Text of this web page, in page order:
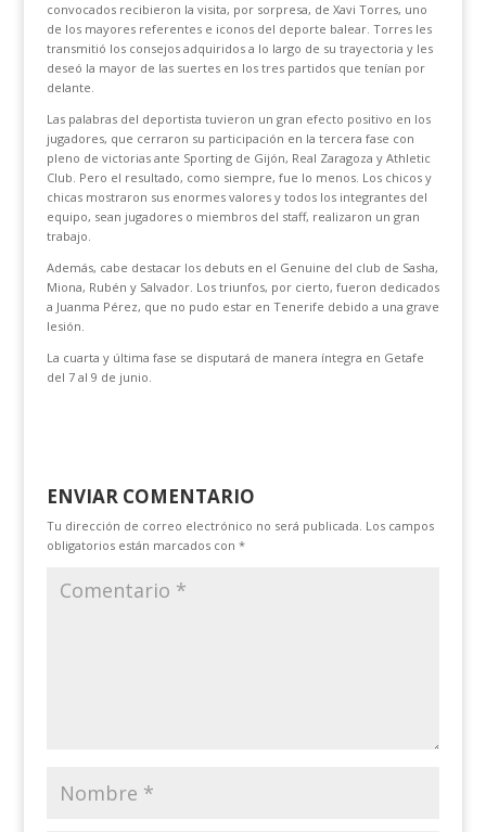
convocados recibieron la visita, por sorpresa, de Xavi Torres, uno
de los mayores referentes e iconos del deporte balear. Torres les
transmitió los consejos adquiridos a lo largo de su trayectoria y les
deseó la mayor de las suertes en los tres partidos que tenían por
delante.
Las palabras del deportista tuvieron un gran efecto positivo en los
jugadores, que cerraron su participación en la tercera fase con
pleno de victorias ante Sporting de Gijón, Real Zaragoza y Athletic
Club. Pero el resultado, como siempre, fue lo menos. Los chicos y
chicas mostraron sus enormes valores y todos los integrantes del
equipo, sean jugadores o miembros del staff, realizaron un gran
trabajo.
Además, cabe destacar los debuts en el Genuine del club de Sasha,
Miona, Rubén y Salvador. Los triunfos, por cierto, fueron dedicados
a Juanma Pérez, que no pudo estar en Tenerife debido a una grave
lesión.
La cuarta y última fase se disputará de manera íntegra en Getafe
del 7 al 9 de junio.
ENVIAR COMENTARIO
Tu dirección de correo electrónico no será publicada. Los campos
obligatorios están marcados con *